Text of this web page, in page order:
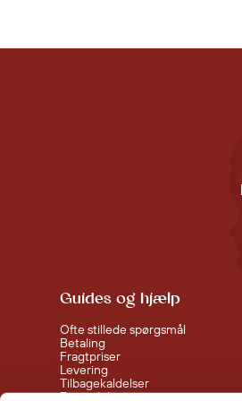
Guides og hjælp
Ofte stillede spørgsmål
Betaling
Fragtpriser
Levering
Tilbagekaldelser
Fortrydelsesret